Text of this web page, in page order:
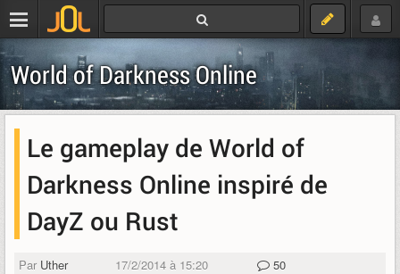
World of Darkness Online
Le gameplay de World of
Darkness Online inspiré de
DayZ ou Rust
Par Uther 17/2/2014 à 15:20 50